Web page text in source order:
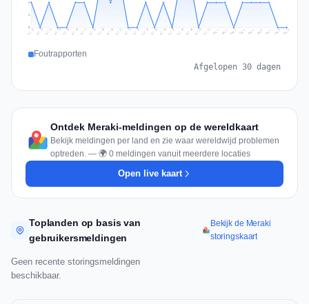
1
1
Jul 11 Jul 12 Jul 13 Jul 14 Jul 15 Jul 16 Jul 17 Jul 18 Jul 19 Jul 20 Jul 21 Jul 22 Jul 23 Jul 24 Jul 25 Jul 26 Jul 27 Jul 28 Jul 29 Jul 30 Jul 31 Aug 1 Aug 2 Aug 3 Aug 4 Aug 5 Aug 6 Aug 7 Aug 8 Aug 9
Foutrapporten
Afgelopen 30 dagen
Ontdek Meraki-meldingen op de wereldkaart
Bekijk meldingen per land en zie waar wereldwijd problemen
optreden. — 🌍 0 meldingen vanuit meerdere locaties
Open live kaart
Toplanden op basis van
gebruikersmeldingen
Bekijk de Meraki
storingskaart
Geen recente storingsmeldingen
beschikbaar.